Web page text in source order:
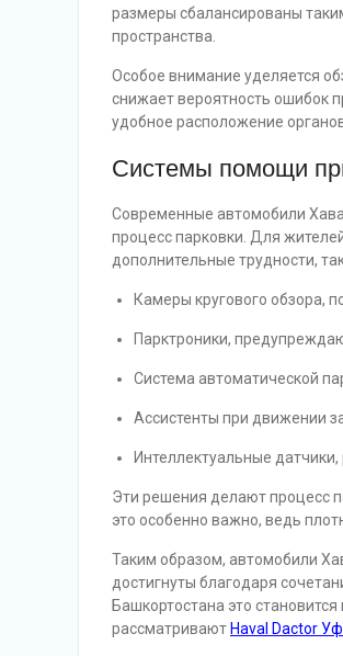
размеры сбалансированы
пространства.
Особое внимание уделяется
снижает вероятность ошибок
удобное расположение
Системы помощи
Современные автомобили
процесс парковки. Для
дополнительные трудности,
Камеры кругового обзора,
Парктроники,
Система автоматической
Ассистенты при движении
Интеллектуальные
Эти решения делают процесс
это особенно важно, ведь
Таким образом, автомобили
достигнуты благодаря
Башкортостана это
рассматривают Haval Dactor